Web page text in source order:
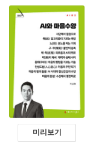
미리보기